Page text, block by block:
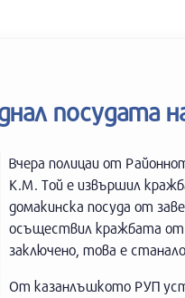
посудата
Вчера полицаи от
К.М. Той е извършил
домакинска посуда от
осъществил кражбата от
заключено, това е
От казанлъшкото РУП